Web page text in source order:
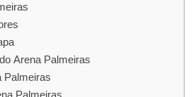
Arena Palmeiras
Palmeiras
Palmeiras